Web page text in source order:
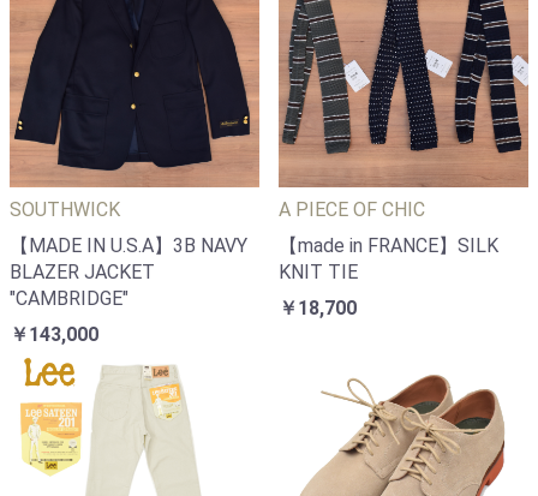
SOUTHWICK
【MADE IN U.S.A】3B NAVY
BLAZER JACKET
"CAMBRIDGE"
￥143,000
A PIECE OF CHIC
【made in FRANCE】SILK
KNIT TIE
￥18,700